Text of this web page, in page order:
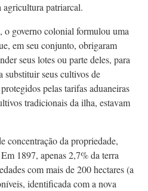
agricultura patriarcal.
o governo colonial formulou uma
em seu conjunto, obrigaram
seus lotes ou parte deles, para
seus cultivos de
pelas tarifas aduaneiras
tradicionais da ilha, estavam
concentração da propriedade,
1897, apenas 2,7% da terra
com mais de 200 hectares (a
identificada com a nova